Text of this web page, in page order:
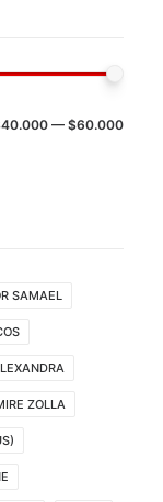
— $60.000
SAMAEL
ZOLLA